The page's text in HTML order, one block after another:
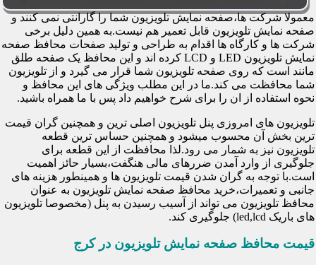
معمولا شرکت ها،صفحه نمایش تلویزیون شما را گارانتی نمی کنند و
صفحه نمایش تلویزیون قابل تعمیر هم نیست.به همین دلیل برخی
شرکت ها و کارگاه ها اقدام به طراحی و تولید صفحات محافظ صفحه
نمایش تلویزیون LED و LCD کرده اند و این محافظ یک صفحه طلق
مانند است که روی صفحه تلویزیون شما قرار می گیرد و از تلویزیون
شما محافظت می کند.ما در این مطلب ویژگی های این محافظ و
نحوه استفاده از ان را برای شرح خواهیم داد پس با ما همراه باشید.
تلویزیون های امروزی پنل تلویزیون اصلی ترین و همچنین گران قیمت
ترین بخش آن محسوب میشود و همچنین حساس ترین قطعه
تلویزیون نیز به شمار می رود.لذا محافظت از این قطعه برای
جلوگیری از وارد آمدن ضررهای مالی هنگفت،بسیار حائز اهمیت
است.با توجه به گران شدن قیمت تلویزیون ها و همینطور هزینه های
جانبی و تعمیرات،خرید محافظ صفحه نمایش تلویزیون به عنوان
محافظ تلویزیون می تواند از آسیب رسیدن به پنل (مخصوصا تلویزیون
های باریک led,lcd) جلوگیری کند.
قیمت محافظ صفحه نمایش تلویزیون در کرج